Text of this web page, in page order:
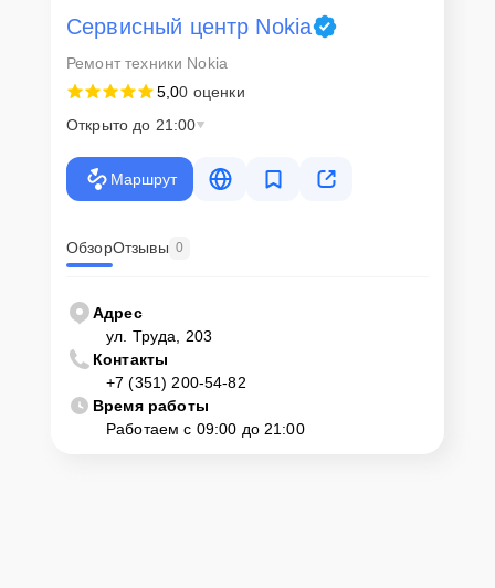
Сервисный центр Nokia
Ремонт техники Nokia
5,00 оценки
Открыто до 21:00
Маршрут
ОбзорОтзывы 0
Адрес
ул. Труда, 203
Контакты
+7 (351) 200-54-82
Время работы
Работаем с 09:00 до 21:00